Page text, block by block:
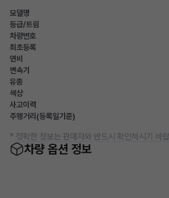
모델명
등급/트림
차량번호
최초등록
연비
변속기
유종
색상
사고이력
주행거리(등록일기준)
* 정확한 정보는 판매자와 반드시 확인하시기 바
차량 옵션 정보